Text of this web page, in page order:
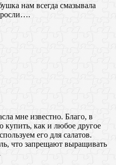
нам всегда смазывала
мне известно. Благо, в
купить, как и любое другое
его для салатов.
что запрещают выращивать